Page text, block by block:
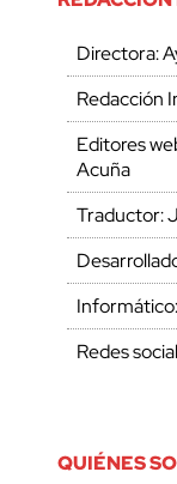
Directora:
Redacción
Editores
Acuña
Traductor:
Redes
QUIÉNES